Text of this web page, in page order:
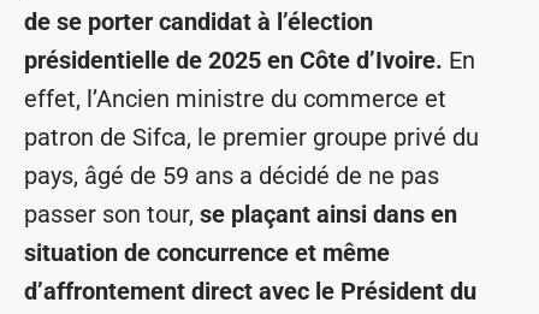
de se porter candidat à l’élection
présidentielle de 2025 en Côte d’Ivoire. En
effet, l’Ancien ministre du commerce et
patron de Sifca, le premier groupe privé du
pays, âgé de 59 ans a décidé de ne pas
passer son tour, se plaçant ainsi dans en
situation de concurrence et même
d’affrontement direct avec le Président du